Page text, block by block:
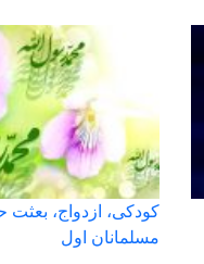
کودکی، ازدواج،
مسلمانان اول